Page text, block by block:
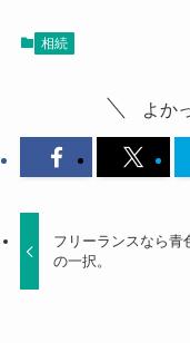
相続
よか
フリーランスなら青
の一択。